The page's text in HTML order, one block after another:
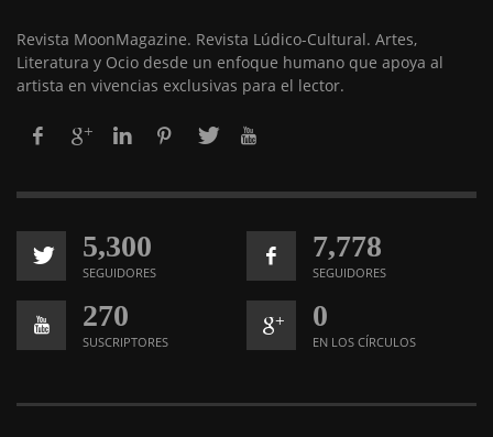
Revista MoonMagazine. Revista Lúdico-Cultural. Artes,
Literatura y Ocio desde un enfoque humano que apoya al
artista en vivencias exclusivas para el lector.
5,300
SEGUIDORES
7,778
SEGUIDORES
270
SUSCRIPTORES
0
EN LOS CÍRCULOS